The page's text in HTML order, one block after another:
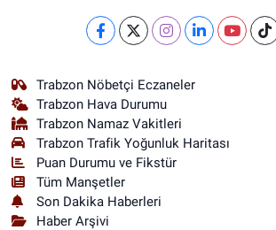
Trabzon Nöbetçi Eczaneler
Trabzon Hava Durumu
Trabzon Namaz Vakitleri
Trabzon Trafik Yoğunluk Haritası
Puan Durumu ve Fikstür
Tüm Manşetler
Son Dakika Haberleri
Haber Arşivi